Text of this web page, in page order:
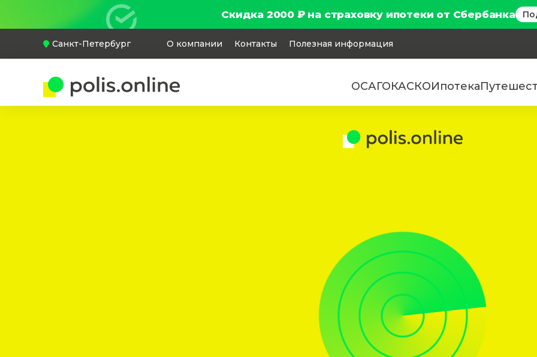
Скидка 2000 ₽ на страховку ипотеки от Сбербанка
Санкт-Петербург О компании Контакты Полезная информация
ОСАГОКАСКОИпотека